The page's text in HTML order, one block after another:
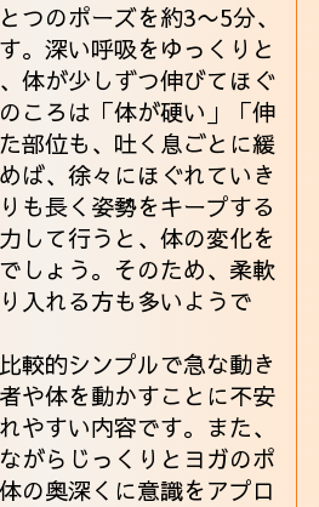
つのポーズを約3〜5分、
。深い呼吸をゆっくりと
体が少しずつ伸びてほぐ
ころは「体が硬い」「伸
部位も、吐く息ごとに緩
ば、徐々にほぐれていき
も長く姿勢をキープする
して行うと、体の変化を
しょう。そのため、柔軟
入れる方も多いようで
較的シンプルで急な動き
や体を動かすことに不安
やすい内容です。また、
がらじっくりとヨガのポ
の奥深くに意識をアプロ